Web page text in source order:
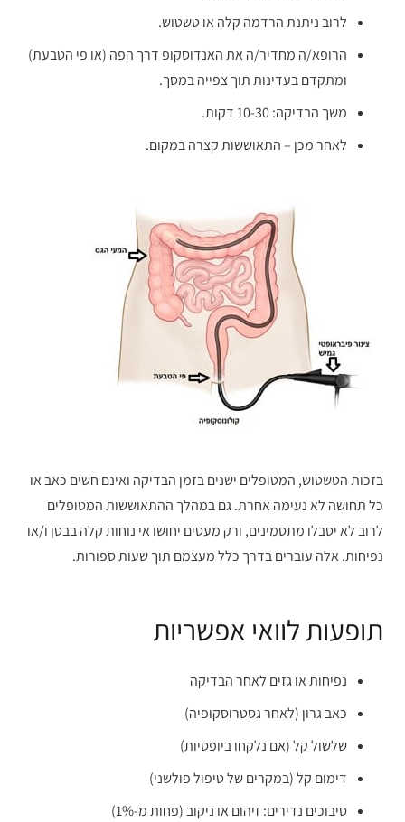
לרוב ניתנת הרדמה קלה או טשטוש.
הרופא/ה מחדיר/ה את האנדוסקופ דרך הפה (או פי הטבעת)
ומתקדם בעדינות תוך צפייה במסך.
משך הבדיקה: 10-30 דקות.
לאחר מכן – התאוששות קצרה במקום.
בזכות הטשטוש, המטופלים ישנים בזמן הבדיקה ואינם חשים כאב או
כל תחושה לא נעימה אחרת. גם במהלך ההתאוששות המטופלים
לרוב לא יסבלו מתסמינים, ורק מעטים יחושו אי נוחות קלה בבטן ו/או
נפיחות. אלה עוברים בדרך כלל מעצמם תוך שעות ספורות.
תופעות לוואי אפשריות
נפיחות או גזים לאחר הבדיקה
כאב גרון (לאחר גסטרוסקופיה)
שלשול קל (אם נלקחו ביופסיות)
דימום קל (במקרים של טיפול פולשני)
סיבוכים נדירים: זיהום או ניקוב (פחות מ-1%)